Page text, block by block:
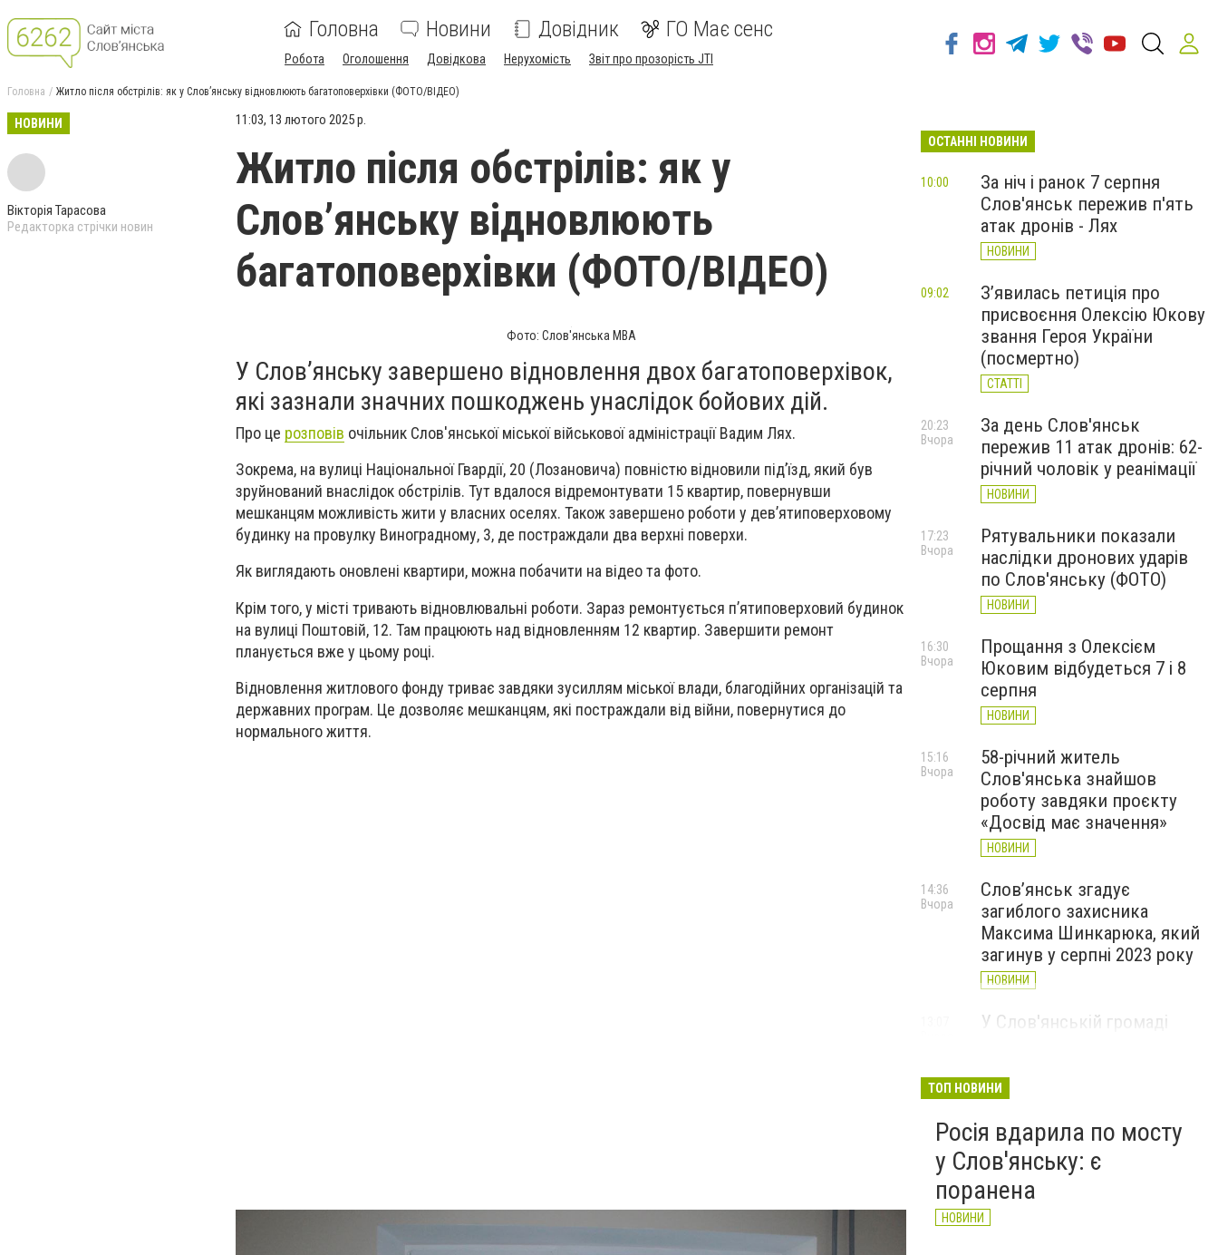
Головна Новини Довідник ГО Має сенс
Робота Оголошення Довідкова Нерухомість Звіт про прозорість JTI
Головна Житло після обстрілів: як у Слов’янську відновлюють багатоповерхівки (ФОТО/ВІДЕО)
НОВИНИ
Вікторія Тарасова
Редакторка стрічки новин
11:03, 13 лютого 2025 р.
Житло після обстрілів: як у
Слов’янську відновлюють
багатоповерхівки (ФОТО/ВІДЕО)
Фото: Слов'янська МВА
У Слов’янську завершено відновлення двох багатоповерхівок,
які зазнали значних пошкоджень унаслідок бойових дій.
Про це розповів очільник Слов'янської міської військової адміністрації Вадим Лях.
Зокрема, на вулиці Національної Гвардії, 20 (Лозановича) повністю відновили під’їзд, який був
зруйнований внаслідок обстрілів. Тут вдалося відремонтувати 15 квартир, повернувши
мешканцям можливість жити у власних оселях. Також завершено роботи у дев’ятиповерховому
будинку на провулку Виноградному, 3, де постраждали два верхні поверхи.
Як виглядають оновлені квартири, можна побачити на відео та фото.
Крім того, у місті тривають відновлювальні роботи. Зараз ремонтується п’ятиповерховий будинок
на вулиці Поштовій, 12. Там працюють над відновленням 12 квартир. Завершити ремонт
планується вже у цьому році.
Відновлення житлового фонду триває завдяки зусиллям міської влади, благодійних організацій та
державних програм. Це дозволяє мешканцям, які постраждали від війни, повернутися до
нормального життя.
ОСТАННІ НОВИНИ
За ніч і ранок 7 серпня
Слов'янськ пережив п'ять
атак дронів - Лях
НОВИНИ
10:00
З’явилась петиція про
присвоєння Олексію Юкову
звання Героя України
(посмертно)
СТАТТІ
09:02
За день Слов'янськ
пережив 11 атак дронів: 62-
річний чоловік у реанімації
НОВИНИ
20:23
Вчора
Рятувальники показали
наслідки дронових ударів
по Слов'янську (ФОТО)
НОВИНИ
17:23
Вчора
Прощання з Олексієм
Юковим відбудеться 7 і 8
серпня
НОВИНИ
16:30
Вчора
58-річний житель
Слов'янська знайшов
роботу завдяки проєкту
«Досвід має значення»
НОВИНИ
15:16
Вчора
Слов’янськ згадує
загиблого захисника
Максима Шинкарюка, який
загинув у серпні 2023 року
НОВИНИ
14:36
Вчора
У Слов'янській громаді
НОВИНИ
ТОП НОВИНИ
Росія вдарила по мосту
у Слов'янську: є
поранена
НОВИНИ